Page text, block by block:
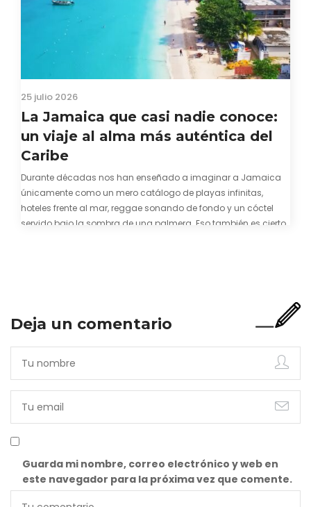
25 julio 2026
La Jamaica que casi nadie conoce:
un viaje al alma más auténtica del
Caribe
Durante décadas nos han enseñado a imaginar a Jamaica
únicamente como un mero catálogo de playas infinitas,
hoteles frente al mar, reggae sonando de fondo y un cóctel
servido bajo la sombra de una palmera. Eso también es cierto.
Deja un comentario
Guarda mi nombre, correo electrónico y web en
este navegador para la próxima vez que comente.